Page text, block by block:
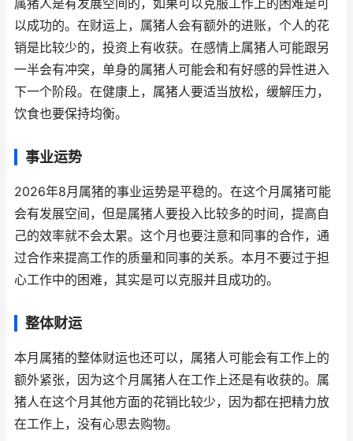
属猪人是有发展空间的，如果可以克服工作上的困难是可
以成功的。在财运上，属猪人会有额外的进账，个人的花
销是比较少的，投资上有收获。在感情上属猪人可能跟另
一半会有冲突，单身的属猪人可能会和有好感的异性进入
下一个阶段。在健康上，属猪人要适当放松，缓解压力，
饮食也要保持均衡。
事业运势
2026年8月属猪的事业运势是平稳的。在这个月属猪可能
会有发展空间，但是属猪人要投入比较多的时间，提高自
己的效率就不会太累。这个月也要注意和同事的合作，通
过合作来提高工作的质量和同事的关系。本月不要过于担
心工作中的困难，其实是可以克服并且成功的。
整体财运
本月属猪的整体财运也还可以，属猪人可能会有工作上的
额外紧张，因为这个月属猪人在工作上还是有收获的。属
猪人在这个月其他方面的花销比较少，因为都在把精力放
在工作上，没有心思去购物。